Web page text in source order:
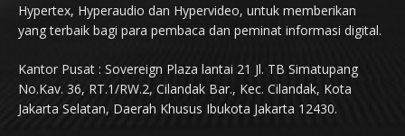
Hypertex, Hyperaudio dan Hypervideo, untuk memberikan
yang terbaik bagi para pembaca dan peminat informasi digital.
Kantor Pusat : Sovereign Plaza lantai 21 Jl. TB Simatupang
No.Kav. 36, RT.1/RW.2, Cilandak Bar., Kec. Cilandak, Kota
Jakarta Selatan, Daerah Khusus Ibukota Jakarta 12430.